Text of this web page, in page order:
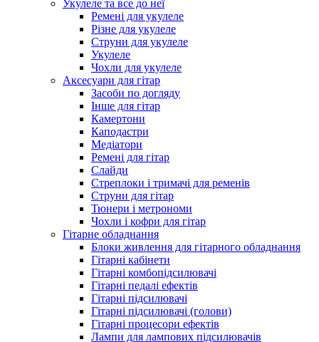
Укулеле та все до неї
Ремені для укулеле
Різне для укулеле
Струни для укулеле
Укулеле
Чохли для укулеле
Аксесуари для гітар
Засоби по догляду
Інше для гітар
Камертони
Каподастри
Медіатори
Ремені для гітар
Слайди
Стреплоки і тримачі для ременів
Струни для гітар
Тюнери і метрономи
Чохли і кофри для гітар
Гітарне обладнання
Блоки живлення для гітарного обладнання
Гітарні кабінети
Гітарні комбопідсилювачі
Гітарні педалі ефектів
Гітарні підсилювачі
Гітарні підсилювачі (голови)
Гітарні процесори ефектів
Лампи для лампових підсилювачів